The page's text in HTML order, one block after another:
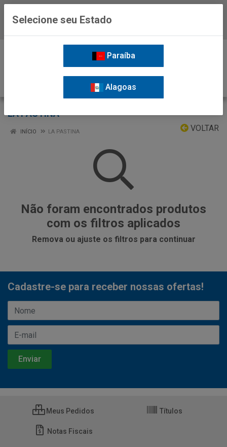
LA PASTINA
VOLTAR
INÍCIO LA PASTINA
Não foram encontrados produtos
com os filtros aplicados
Remova ou ajuste os filtros para continuar
Cadastre-se para receber nossas ofertas!
Meus Pedidos Títulos
Notas Fiscais
Selecione seu Estado
Paraíba
Alagoas